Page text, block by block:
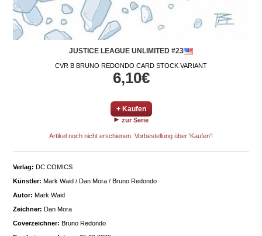
JUSTICE LEAGUE UNLIMITED #23
CVR B BRUNO REDONDO CARD STOCK VARIANT
6,10€
+ Kaufen
zur Serie
Artikel noch nicht erschienen. Vorbestellung über 'Kaufen'!
Verlag: DC COMICS
Künstler: Mark Waid / Dan Mora / Bruno Redondo
Autor: Mark Waid
Zeichner: Dan Mora
Coverzeichner: Bruno Redondo